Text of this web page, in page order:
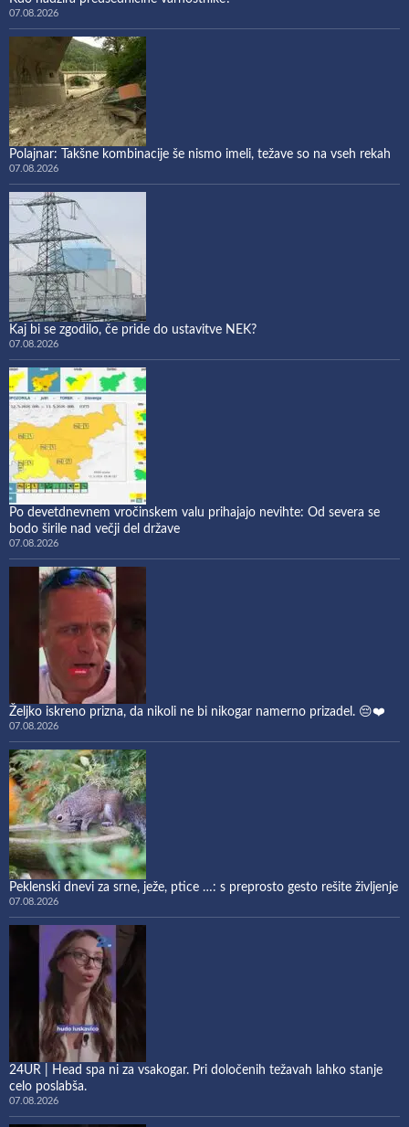
07.08.2026
Polajnar: Takšne kombinacije še nismo imeli, težave so na vseh rekah
07.08.2026
Kaj bi se zgodilo, če pride do ustavitve NEK?
07.08.2026
Po devetdnevnem vročinskem valu prihajajo nevihte: Od severa se
bodo širile nad večji del države
07.08.2026
Željko iskreno prizna, da nikoli ne bi nikogar namerno prizadel. 😔❤️
07.08.2026
Peklenski dnevi za srne, ježe, ptice …: s preprosto gesto rešite življenje
07.08.2026
24UR | Head spa ni za vsakogar. Pri določenih težavah lahko stanje
celo poslabša.
07.08.2026